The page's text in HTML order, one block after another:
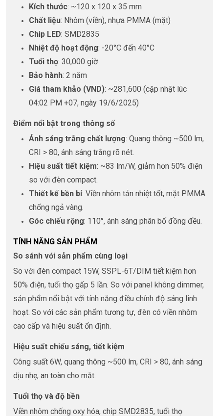
Kích thước: ~120 x 120 x 35 mm
Chất liệu: Nhôm (viền), nhựa PMMA (mặt)
Chip LED: SMD2835
Nhiệt độ hoạt động: -20°C đến 40°C
Tuổi thọ: 30,000 giờ
Bảo hành: 2 năm
Giá tham khảo (VND): ~281,600 (cập nhật lúc
04:02 PM +07, ngày 19/6/2025)
Điểm nổi bật trong thông số
Ánh sáng trắng chất lượng: Quang thông ~500 lm,
CRI > 80, ánh sáng trắng rõ nét.
Hiệu suất tiết kiệm: ~83 lm/W, giảm hơn 50% điện
so với đèn compact.
Thiết kế bền bỉ: Viền nhôm tản nhiệt tốt, mặt PMMA
chống ngả vàng.
Góc chiếu rộng: 110°, ánh sáng phân bố đồng đều.
TÍNH NĂNG SẢN PHẨM
So sánh với sản phẩm cùng loại
So với đèn compact 15W, SSPL-6T/DIM tiết kiệm hơn
50% điện, tuổi thọ gấp 5 lần. So với panel không dimmer,
sản phẩm nổi bật với tính năng điều chỉnh độ sáng linh
hoạt. So với các sản phẩm tương tự, đèn có viền nhôm
cao cấp và hiệu suất ổn định.
Hiệu suất chiếu sáng, tiết kiệm
Công suất 6W, quang thông ~500 lm, CRI > 80, ánh sáng
dịu nhẹ, an toàn cho mắt.
Tuổi thọ và độ bền
Viền nhôm chống oxy hóa, chip SMD2835, tuổi thọ